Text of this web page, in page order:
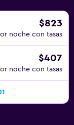
$823
noche con tasas
$407
noche con tasas